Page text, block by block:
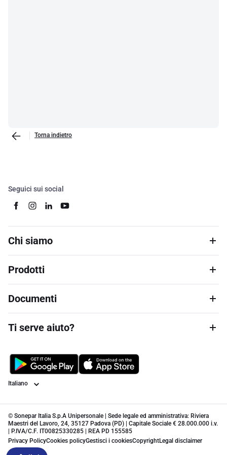
Torna indietro
Seguici sui social
Chi siamo
Prodotti
Documenti
Ti serve aiuto?
Lingua
© Sonepar Italia S.p.A Unipersonale | Sede legale ed amministrativa: Riviera
Maestri del Lavoro, 24, 35127 Padova (PD) | Capitale Sociale € 28.000.000 i.v.
| P.IVA/C.F. IT00825330285 | REA PD 155585
Privacy PolicyCookies policyGestisci i cookiesCopyrightLegal disclaimer